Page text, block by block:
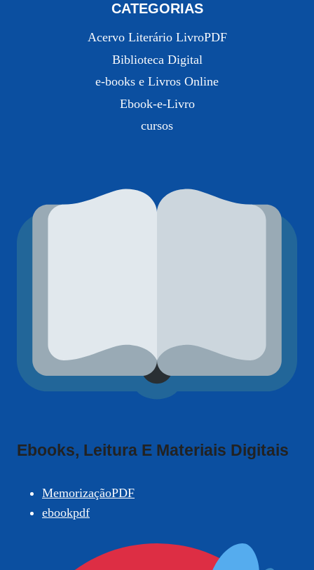
CATEGORIAS
Acervo Literário LivroPDF
Biblioteca Digital
e-books e Livros Online
Ebook-e-Livro
cursos
Ebooks, Leitura E Materiais Digitais
MemorizaçãoPDF
ebookpdf